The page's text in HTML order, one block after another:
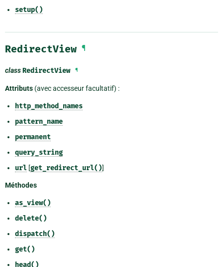
setup()
RedirectView ¶
classRedirectView ¶
Attributs (avec accesseur facultatif) :
http_method_names
pattern_name
permanent
query_string
url [get_redirect_url()]
Méthodes
as_view()
delete()
dispatch()
get()
head()